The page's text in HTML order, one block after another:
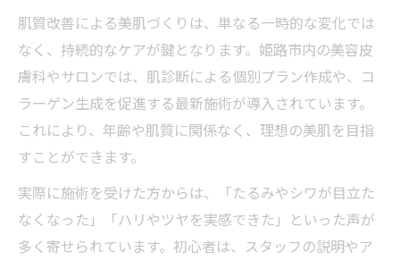
肌質改善による美肌づくりは、単なる一時的な変化では
なく、持続的なケアが鍵となります。姫路市内の美容皮
膚科やサロンでは、肌診断による個別プラン作成や、コ
ラーゲン生成を促進する最新施術が導入されています。
これにより、年齢や肌質に関係なく、理想の美肌を目指
すことができます。
実際に施術を受けた方からは、「たるみやシワが目立た
なくなった」「ハリやツヤを実感できた」といった声が
多く寄せられています。初心者は、スタッフの説明やア